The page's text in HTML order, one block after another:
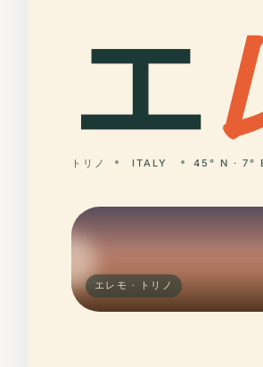
エ
トリノ ITALY 45° N · 7°
エレモ · トリノ